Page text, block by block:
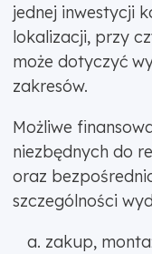
jednej inwestycji
lokalizacji, przy
może dotyczyć
zakresów.
Możliwe
niezbędnych do
oraz
szczególności
zakup,